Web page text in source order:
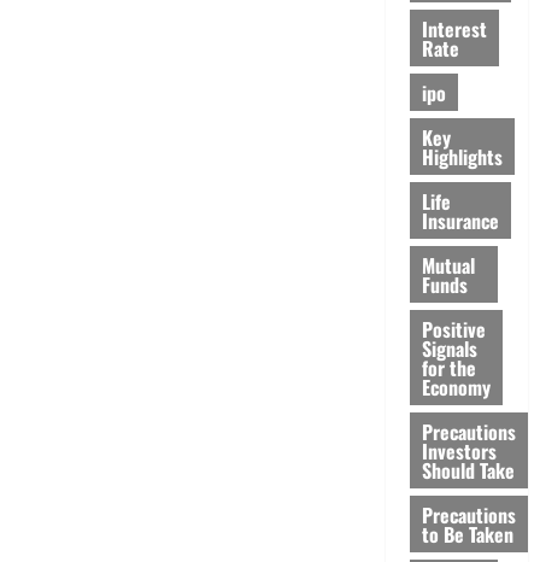
Interest
Rate
ipo
Key
Highlights
Life
Insurance
Mutual
Funds
Positive
Signals
for the
Economy
Precautions
Investors
Should Take
Precautions
to Be Taken